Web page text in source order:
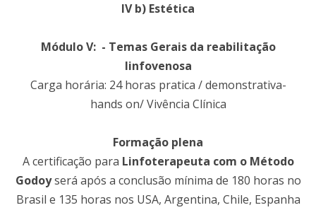
IV b) Estética
Módulo V: - Temas Gerais da reabilitação
linfovenosa
Carga horária: 24 horas pratica / demonstrativa-
hands on/ Vivência Clínica
Formação plena
A certificação para Linfoterapeuta com o Método
Godoyserá após a conclusão mínima de 180 horas no
Brasil e 135 horas nos USA, Argentina, Chile, Espanha